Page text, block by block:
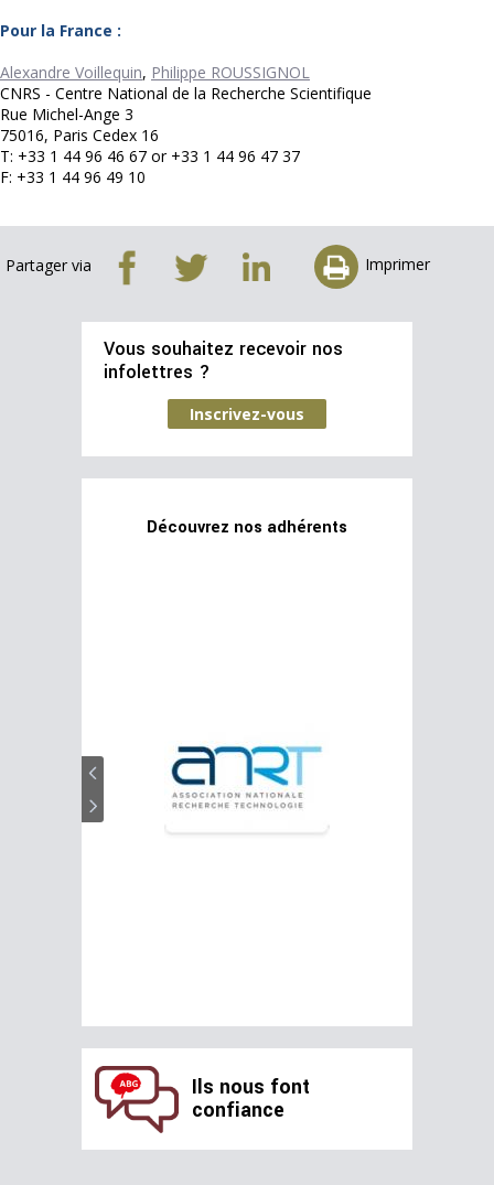
Pour la France :
Alexandre Voillequin, Philippe ROUSSIGNOL
CNRS - Centre National de la Recherche Scientifique
Rue Michel-Ange 3
75016, Paris Cedex 16
T: +33 1 44 96 46 67 or +33 1 44 96 47 37
F: +33 1 44 96 49 10
Partager via Imprimer
Vous souhaitez recevoir nos
infolettres ?
Inscrivez-vous
Découvrez nos adhérents
Ils nous font
confiance